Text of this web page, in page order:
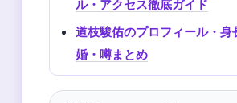
ル・アクセス徹底ガイド
道枝駿佑のプロフィール・身
婚・噂まとめ